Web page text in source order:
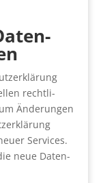
recht­li­
Ände­run­gen
Ser­vices.
neue Daten­